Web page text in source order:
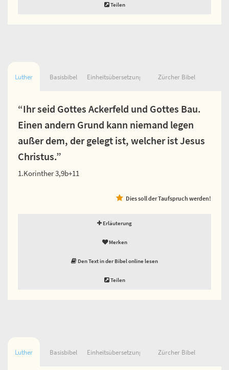
Teilen
Luther Basisbibel Einheitsübersetzung Zürcher Bibel
“Ihr seid Gottes Ackerfeld und Gottes Bau.
Einen andern Grund kann niemand legen
außer dem, der gelegt ist, welcher ist Jesus
Christus.”
1.Korinther 3,9b+11
Dies soll der Taufspruch werden!
Erläuterung
Merken
Den Text in der Bibel online lesen
Teilen
Luther Basisbibel Einheitsübersetzung Zürcher Bibel